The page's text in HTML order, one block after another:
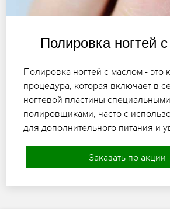
Полировка ногтей
Полировка ногтей с маслом - это
процедура, которая включает в
ногтевой пластины
полировщиками, часто с
для дополнительного питания и
Заказать по акции